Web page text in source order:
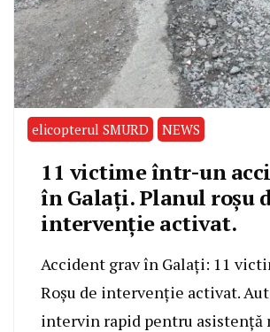
elicopterul SMURD NEWS
11 victime într-un
în Galați. Planul roșu
intervenție activat.
Accident grav în Galați: 11
Roșu de intervenție activat.
intervin rapid pentru asistență